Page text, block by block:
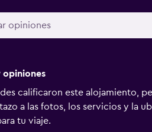
opiniones
calificaron este alojamiento,
a las fotos, los servicios y la
tu viaje.